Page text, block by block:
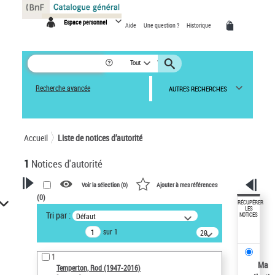
Espace personnel Aide Une question ? Historique
Tout
Recherche avancée AUTRES RECHERCHES
Accueil Liste de notices d’autorité
1 Notices d'autorité
VOTRE RECHERCHE
Recherche avancée dans les
notices d’autorité
Œuvres liées à l'auteur :
Temperton, Rod (1947-2016)
Voir la sélection (0) Ajouter à mes références
(0)
Tri par : Défaut
sur 1
20
résultats/page
1
Temperton, Rod (1947-2016)
RÉCUPÉRER
LES
NOTICES
Ma
Panneau de gestion des cookies